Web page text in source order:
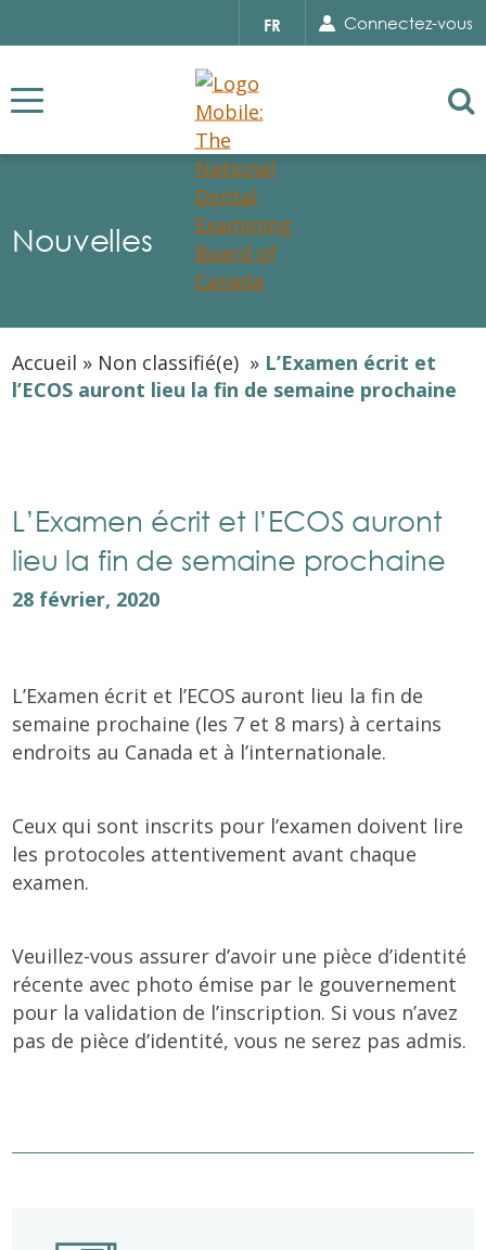
Select
your
FR Connectez-vous
Nouvelles
Accueil » Non classifié(e) » L’Examen écrit et
l’ECOS auront lieu la fin de semaine prochaine
L’Examen écrit et l’ECOS auront
lieu la fin de semaine prochaine
28 février, 2020
L’Examen écrit et l’ECOS auront lieu la fin de
semaine prochaine (les 7 et 8 mars) à certains
endroits au Canada et à l’internationale.
Ceux qui sont inscrits pour l’examen doivent lire
les protocoles attentivement avant chaque
examen.
Veuillez-vous assurer d’avoir une pièce d’identité
récente avec photo émise par le gouvernement
pour la validation de l’inscription. Si vous n’avez
pas de pièce d’identité, vous ne serez pas admis.